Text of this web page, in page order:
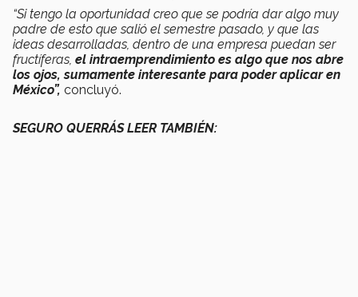
“Si tengo la oportunidad creo que se podría dar algo muy
padre de esto que salió el semestre pasado, y que las
ideas desarrolladas, dentro de una empresa puedan ser
fructíferas, el intraemprendimiento es algo que nos abre
los ojos, sumamente interesante para poder aplicar en
México”, concluyó.
SEGURO QUERRÁS LEER TAMBIÉN: